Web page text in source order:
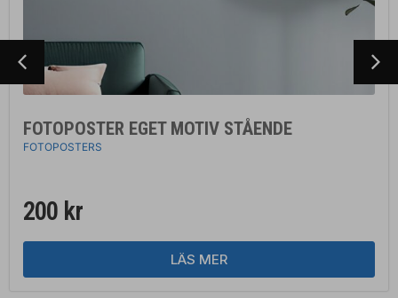
FOTOPOSTER EGET MOTIV STÅENDE
FOTOPOSTERS
200 kr
LÄS MER